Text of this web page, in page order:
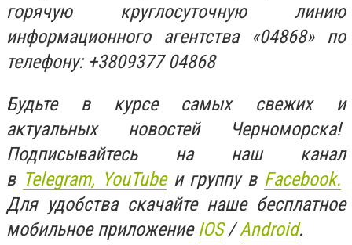
горячую круглосуточную линию
информационного агентства «04868» по
телефону: +3809377 04868
Будьте в курсе самых свежих и
актуальных новостей Черноморска!
Подписывайтесь на наш канал
в Telegram, YouTubeи группу в Facebook.
Для удобства скачайте наше бесплатное
мобильное приложение IOS/Android.